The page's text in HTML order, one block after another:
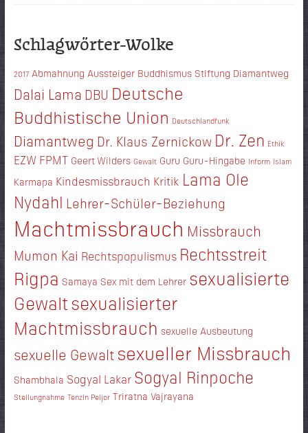
Schlagwörter-Wolke
2017 Abmahnung Aussteiger Buddhismus Stiftung Diamantweg
Dalai Lama DBU Deutsche
Buddhistische Union Deutschlandfunk
Diamantweg Dr. Klaus Zernickow Dr. Zen Ethik
EZW FPMT Geert Wilders Gewalt Guru Guru-Hingabe Inform Islam
Karmapa Kindesmissbrauch Kritik Lama Ole
Nydahl Lehrer-Schüler-Beziehung
Machtmissbrauch Missbrauch
Mumon Kai Rechtspopulismus Rechtsstreit
Rigpa Samaya Sex mit dem Lehrer sexualisierte
Gewaltsexualisierter
Machtmissbrauch sexuelle Ausbeutung
sexuelle Gewalt sexueller Missbrauch
Shambhala Sogyal Lakar Sogyal Rinpoche
Stellungnahme Tenzin Peljor Triratna Vajrayana